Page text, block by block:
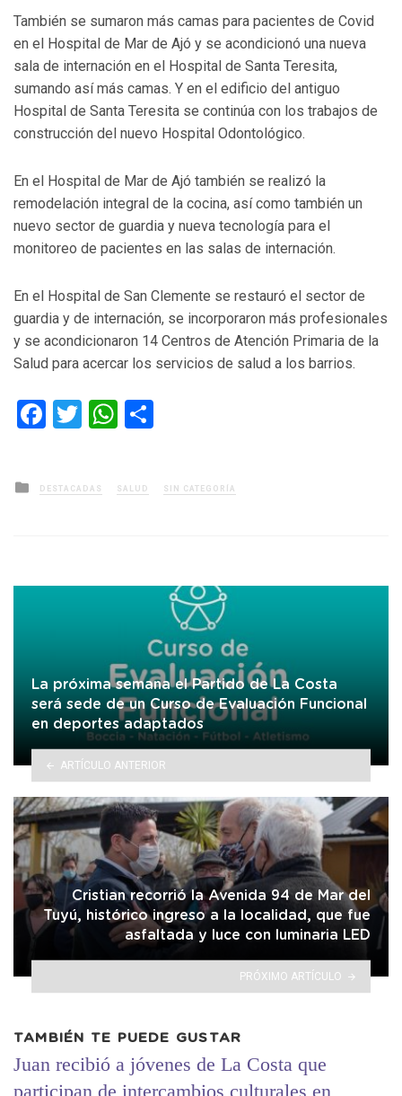
También se sumaron más camas para pacientes de Covid
en el Hospital de Mar de Ajó y se acondicionó una nueva
sala de internación en el Hospital de Santa Teresita,
sumando así más camas. Y en el edificio del antiguo
Hospital de Santa Teresita se continúa con los trabajos de
construcción del nuevo Hospital Odontológico.
En el Hospital de Mar de Ajó también se realizó la
remodelación integral de la cocina, así como también un
nuevo sector de guardia y nueva tecnología para el
monitoreo de pacientes en las salas de internación.
En el Hospital de San Clemente se restauró el sector de
guardia y de internación, se incorporaron más profesionales
y se acondicionaron 14 Centros de Atención Primaria de la
Salud para acercar los servicios de salud a los barrios.
Facebook
TwitterWhatsApp
Posted
in
DESTACADAS SALUD SIN CATEGORÍA
La próxima semana el Partido de La Costa
será sede de un Curso de Evaluación Funcional
en deportes adaptados
ARTÍCULO ANTERIOR
Cristian recorrió la Avenida 94 de Mar del
Tuyú, histórico ingreso a la localidad, que fue
asfaltada y luce con luminaria LED
PRÓXIMO ARTÍCULO
TAMBIÉN TE PUEDE GUSTAR
Juan recibió a jóvenes de La Costa que
participan de intercambios culturales en